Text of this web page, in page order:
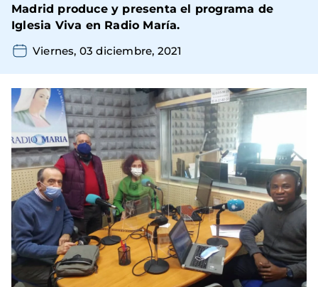
Madrid produce y presenta el programa de
Iglesia Viva en Radio María.
Viernes, 03 diciembre, 2021